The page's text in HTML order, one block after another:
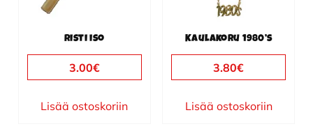
Risti iso
3.00€
Lisää ostoskoriin
Kaulakoru 1980’s
3.80€
Lisää ostoskoriin